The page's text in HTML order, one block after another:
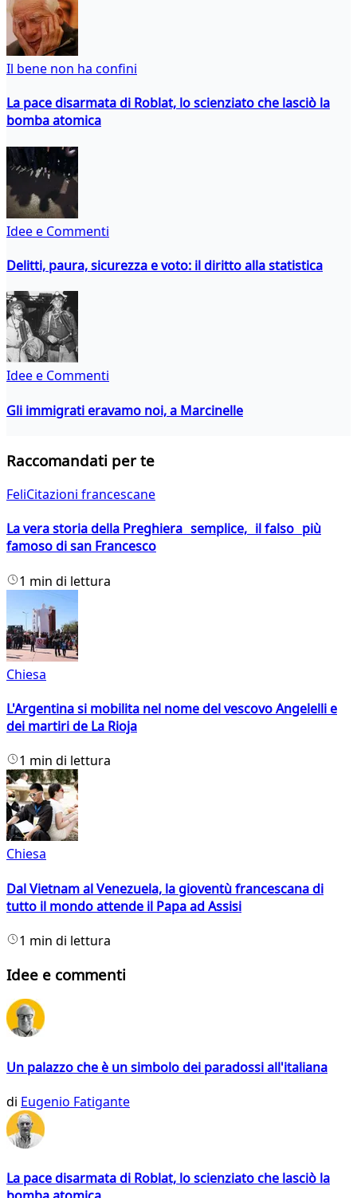
Il bene non ha confini
La pace disarmata di Roblat, lo scienziato che lasciò la
bomba atomica
Idee e Commenti
Delitti, paura, sicurezza e voto: il diritto alla statistica
Idee e Commenti
Gli immigrati eravamo noi, a Marcinelle
Raccomandati per te
FeliCitazioni francescane
La vera storia della Preghiera semplice, il falso più
famoso di san Francesco
1 min di lettura
Chiesa
L'Argentina si mobilita nel nome del vescovo Angelelli e
dei martiri de La Rioja
1 min di lettura
Chiesa
Dal Vietnam al Venezuela, la gioventù francescana di
tutto il mondo attende il Papa ad Assisi
1 min di lettura
Idee e commenti
Un palazzo che è un simbolo dei paradossi all'italiana
di Eugenio Fatigante
La pace disarmata di Roblat, lo scienziato che lasciò la